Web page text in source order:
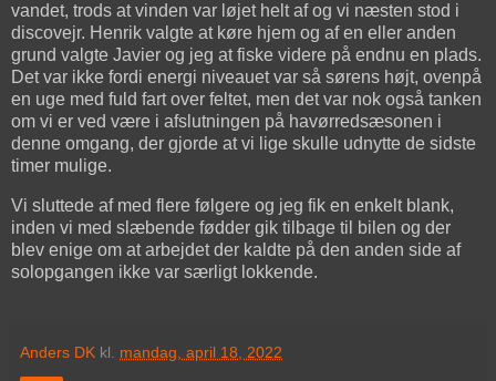
vandet, trods at vinden var løjet helt af og vi næsten stod i
discovejr. Henrik valgte at køre hjem og af en eller anden
grund valgte Javier og jeg at fiske videre på endnu en plads.
Det var ikke fordi energi niveauet var så sørens højt, ovenpå
en uge med fuld fart over feltet, men det var nok også tanken
om vi er ved være i afslutningen på havørredsæsonen i
denne omgang, der gjorde at vi lige skulle udnytte de sidste
timer mulige.
Vi sluttede af med flere følgere og jeg fik en enkelt blank,
inden vi med slæbende fødder gik tilbage til bilen og der
blev enige om at arbejdet der kaldte på den anden side af
solopgangen ikke var særligt lokkende.
Anders DK kl. mandag, april 18, 2022